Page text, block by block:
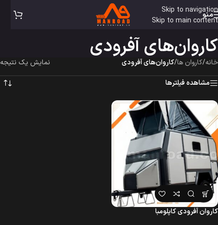
Skip to navigation
Skip to main content
منو
کاروان‌های آفرودی
خانه/کاروان ها/کاروان‌های آفرودی
نمایش یک نتیجه
مشاهده فیلترها
کاروان آفرودی کاپلومبا